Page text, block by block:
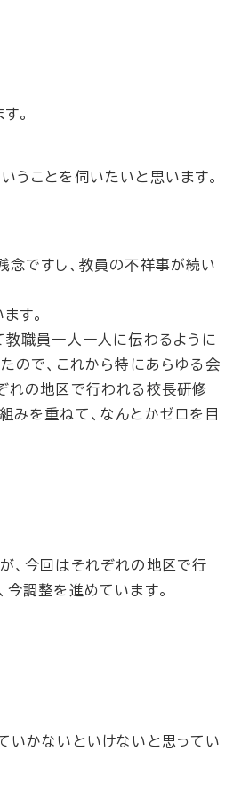
。
ことを伺いたいと思います。
ですし、教員の不祥事が続い
す。
教職員一人一人に伝わるように
ので、これから特にあらゆる会
れの地区で行われる校長研修
みを重ねて、なんとかゼロを目
、今回はそれぞれの地区で行
調整を進めています。
いかないといけないと思ってい